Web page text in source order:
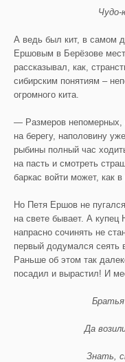
Чудо-
А ведь был кит, в самом
Ершовым в Берёзове
рассказывал, как,
сибирским понятиям –
огромного кита.
— Размеров непомерных,
на берегу, наполовину
рыбины полный час
на пасть и смотреть
баркас войти может, как
Но Петя Ершов не
на свете бывает. А купец
напрасно сочинять не
первый додумался сеять
Раньше об этом так
посадил и вырастил! И
Да
Знать,